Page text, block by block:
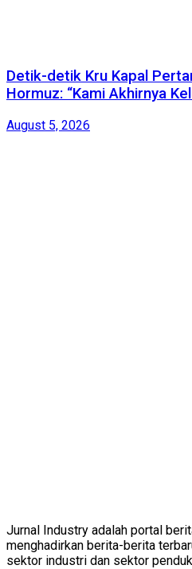
Detik-detik Kru Kapal
Hormuz: “Kami Akhirnya
August 5, 2026
Jurnal Industry adalah portal
menghadirkan berita-berita
sektor industri dan sektor